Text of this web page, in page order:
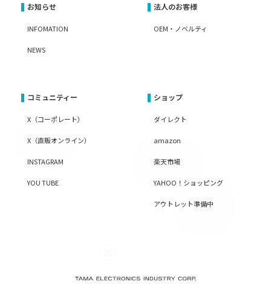
お知らせ
INFOMATION
NEWS
法人のお客様
OEM・ノベルティ
コミュニティー
X（コーポレート）
X（直販オンライン）
INSTAGRAM
YOU TUBE
ショップ
ダイレクト
amazon
楽天市場
YAHOO！ショッピング
アウトレット準備中